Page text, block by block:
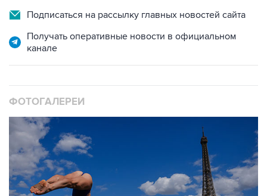
Подписаться на рассылку главных новостей сайта
Получать оперативные новости в официальном
канале
ФОТОГАЛЕРЕИ